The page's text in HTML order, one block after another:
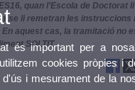
quan l’Escola de Doctorat
se li remetran les instruccions
En aquest cas, la tramitació no
SOLTIT.
és important per a
cookies pròpies i
d'ús i mesurament de la